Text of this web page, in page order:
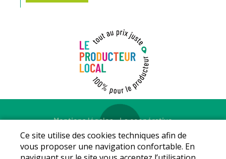
Mentions légales-La coopérative
© Copyright 2026 - LE PRODUCTEUR LOCAL - Tous droits
réservés - Conception :Sarl Dynapse
Ce site utilise des cookies techniques afin de
vous proposer une navigation confortable. En